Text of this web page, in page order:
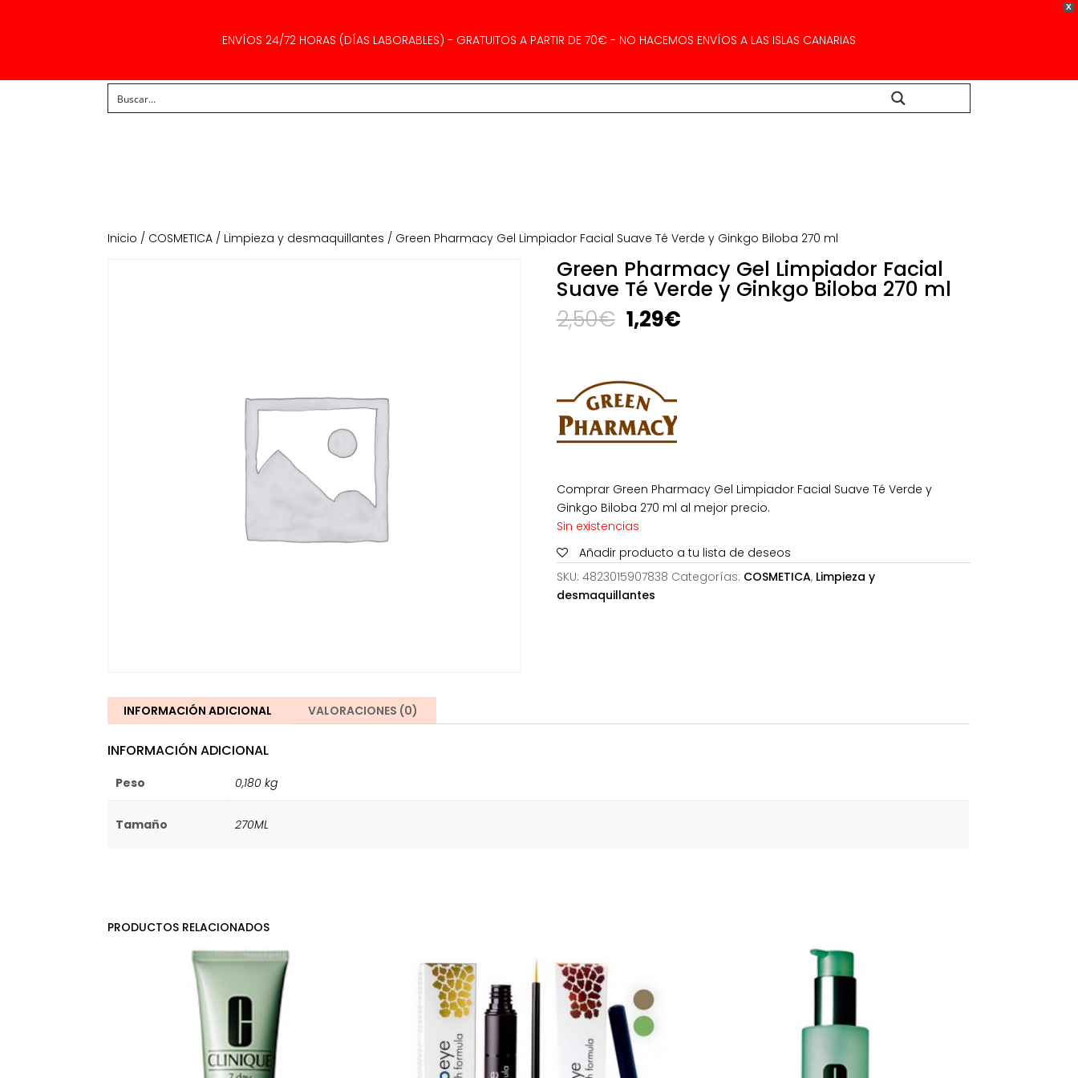
X
ENVÍOS 24/72 HORAS (DÍAS LABORABLES) - GRATUITOS A PARTIR DE 70€ - NO HACEMOS ENVÍOS A LAS ISLAS CANARIAS
Inicio / COSMETICA / Limpieza y desmaquillantes / Green Pharmacy Gel Limpiador Facial Suave Té Verde y Ginkgo Biloba 270 ml
Green Pharmacy Gel Limpiador Facial
Suave Té Verde y Ginkgo Biloba 270 ml
2,50€ El
precio
era:
2,50€.
1,29€El
Comprar Green Pharmacy Gel Limpiador Facial Suave Té Verde y
Ginkgo Biloba 270 ml al mejor precio.
Sin existencias
Añadir producto a tu lista de deseos
SKU: 4823015907838 Categorías: COSMETICA, Limpieza y
desmaquillantes
INFORMACIÓN ADICIONAL VALORACIONES (0)
INFORMACIÓN ADICIONAL
Peso 0,180 kg
Tamaño 270ML
PRODUCTOS RELACIONADOS